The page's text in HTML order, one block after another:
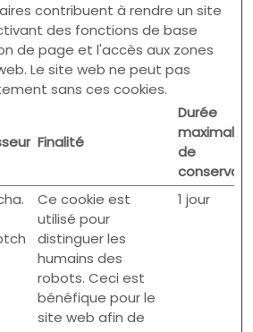
contribuent à rendre un site
des fonctions de base
de page et l'accès aux zones
Le site web ne peut pas
sans ces cookies.
Finalité
Durée
maximale
de
Ce cookie est
utilisé pour
distinguer les
humains des
robots. Ceci est
bénéfique pour le
site web afin de
1 jour